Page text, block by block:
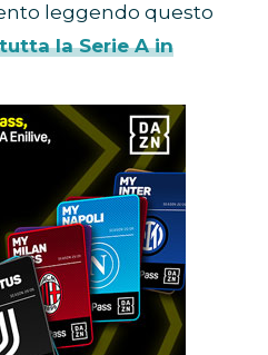
leggendo questo
la Serie A in